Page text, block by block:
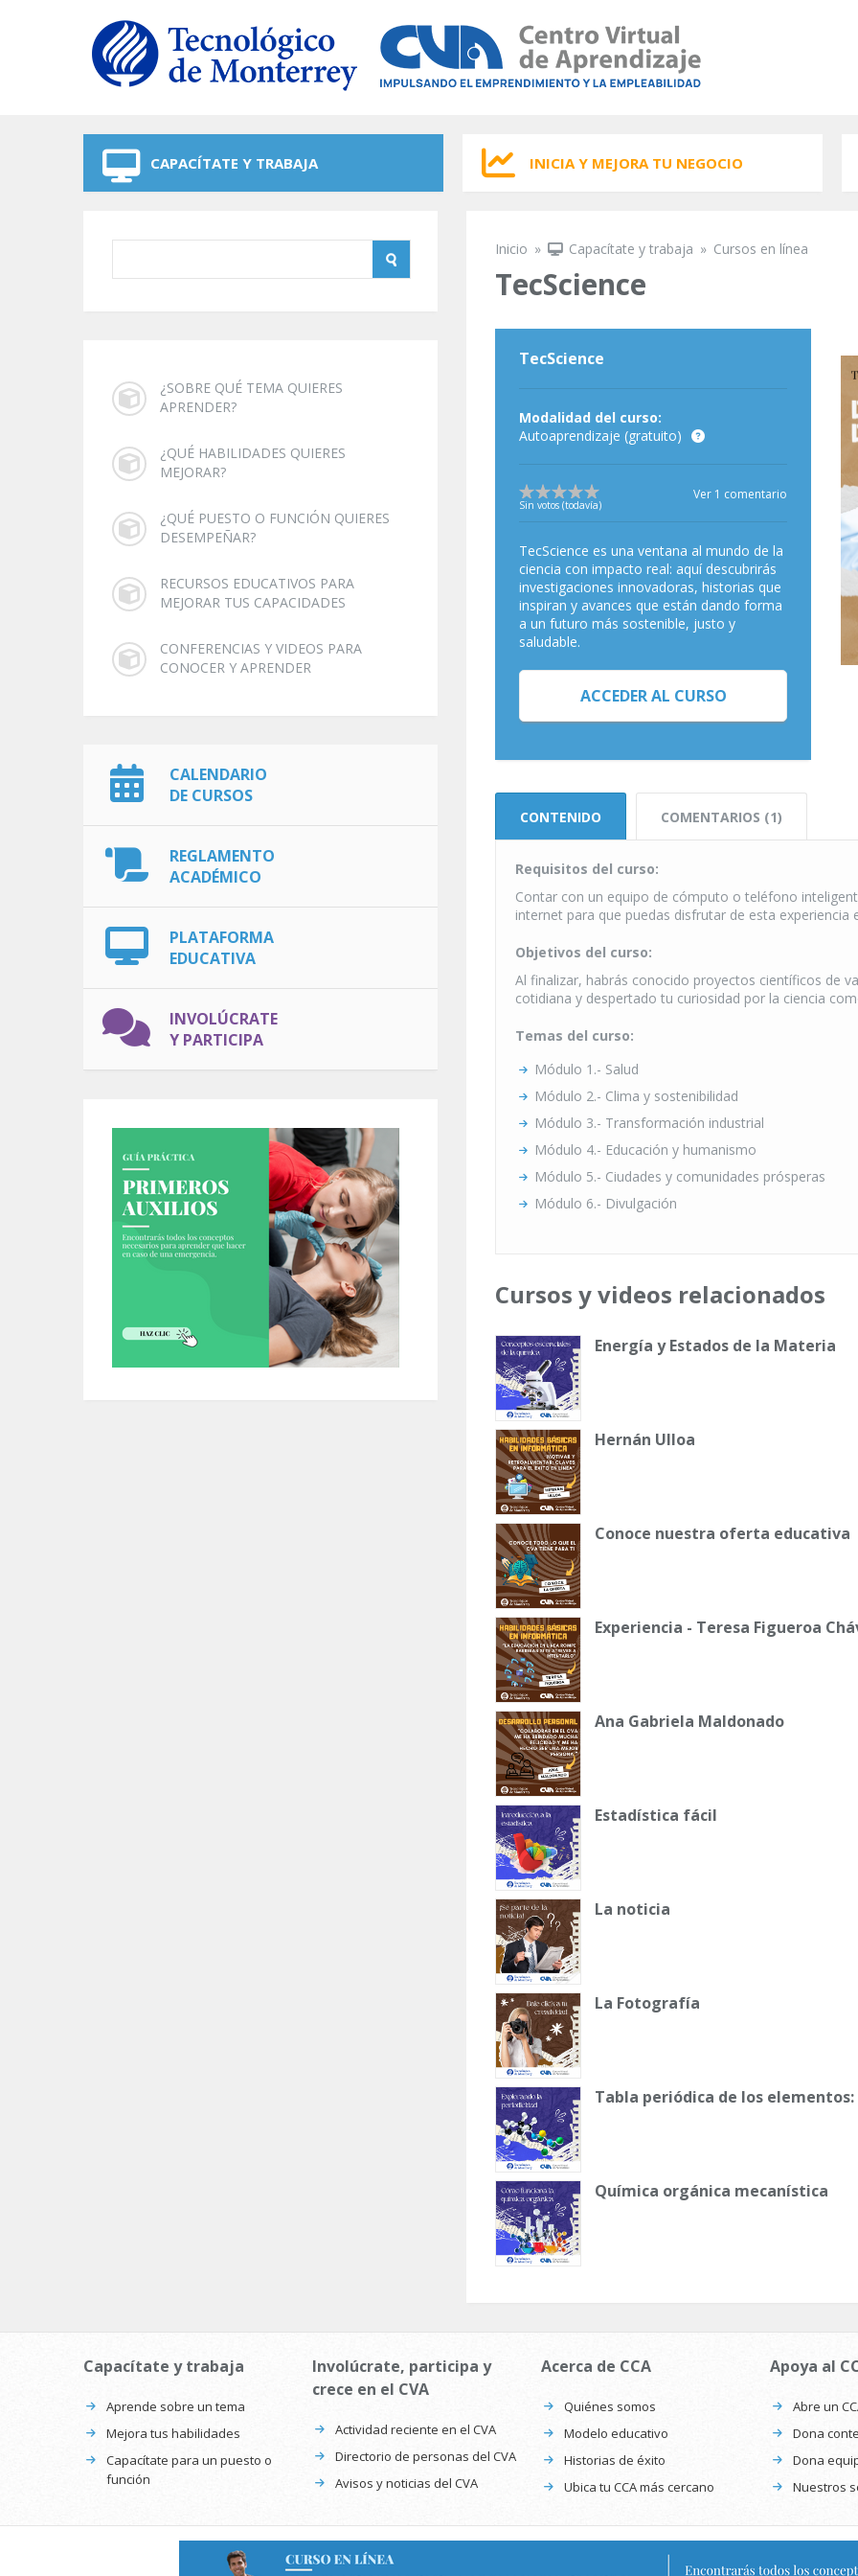
CAPACÍTATE Y TRABAJA INICIA Y MEJORA TU NEGOCIO
¿SOBRE QUÉ TEMA QUIERES
APRENDER?
¿QUÉ HABILIDADES QUIERES
MEJORAR?
¿QUÉ PUESTO O FUNCIÓN QUIERES
DESEMPEÑAR?
RECURSOS EDUCATIVOS PARA
MEJORAR TUS CAPACIDADES
CONFERENCIAS Y VIDEOS PARA
CONOCER Y APRENDER
CALENDARIO
DE CURSOS
REGLAMENTO
ACADÉMICO
PLATAFORMA
EDUCATIVA
INVOLÚCRATE
Y PARTICIPA
Se encuentra usted aquí
Inicio » Capacítate y trabaja » Cursos en línea
TecScience
TecScience
Modalidad del curso:
Autoaprendizaje (gratuito)
Sin votos (todavía)
Ver 1 comentario
TecScience es una ventana al mundo de la
ciencia con impacto real: aquí descubrirás
investigaciones innovadoras, historias que
inspiran y avances que están dando forma
a un futuro más sostenible, justo y
saludable.
ACCEDER AL CURSO
CONTENIDO COMENTARIOS (1)
Requisitos del curso:
Contar con un equipo de cómputo o teléfono
internet para que puedas disfrutar de esta experiencia
Objetivos del curso:
Al finalizar, habrás conocido proyectos científicos de
cotidiana y despertado tu curiosidad por la ciencia
Temas del curso:
Módulo 1.- Salud
Módulo 2.- Clima y sostenibilidad
Módulo 3.- Transformación industrial
Módulo 4.- Educación y humanismo
Módulo 5.- Ciudades y comunidades prósperas
Módulo 6.- Divulgación
Cursos y videos relacionados
Energía y Estados de la Materia
Hernán Ulloa
Conoce nuestra oferta educativa
Experiencia - Teresa Figueroa
Ana Gabriela Maldonado
Estadística fácil
La noticia
La Fotografía
Tabla periódica de los
Química orgánica mecanística
Capacítate y trabaja
Aprende sobre un tema
Mejora tus habilidades
Capacítate para un puesto o
función
Involúcrate, participa y
crece en el CVA
Actividad reciente en el CVA
Directorio de personas del CVA
Avisos y noticias del CVA
Acerca de CCA
Quiénes somos
Modelo educativo
Historias de éxito
Ubica tu CCA más cercano
Apoya al
Abre un
Dona
Dona
Nuestros